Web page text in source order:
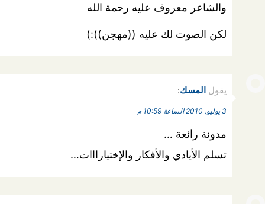
والشاعر معروف عليه رحمة الله
لكن الصوت لك عليه ((مهجن)):)
يقول المسك:
3 يوليو, 2010 الساعة 10:59 م
مدونة رائعة …
تسلم الأيادي والأفكار والإختيارااات…